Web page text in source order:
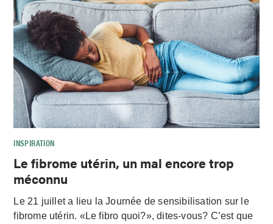
INSPIRATION
Le fibrome utérin, un mal encore trop
méconnu
Le 21 juillet a lieu la Journée de sensibilisation sur le
fibrome utérin. «Le fibro quoi?», dites-vous? C’est que